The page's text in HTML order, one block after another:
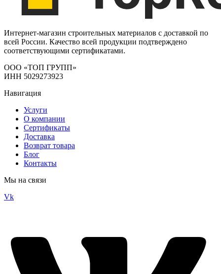
Интернет-магазин строительных материалов с доставкой по
всей России. Качество всей продукции подтверждено
соответствующими сертификатами.
ООО «ТОП ГРУПП»
ИНН 5029273923
Навигация
Услуги
О компании
Сертификаты
Доставка
Возврат товара
Блог
Контакты
Мы на связи
Vk